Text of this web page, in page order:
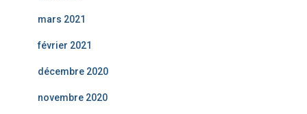
mars 2021
février 2021
décembre 2020
novembre 2020